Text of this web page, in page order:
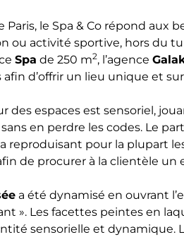
Paris, le Spa & Co répond
ou activité sportive, hors du
Spa de 250 m2, l’agence
afin d’offrir un lieu unique et
des espaces est sensoriel,
en perdre les codes. Le
reproduisant pour la plupart
de procurer à la clientèle
a été dynamisé en ouvrant
». Les facettes peintes en
sensorielle et